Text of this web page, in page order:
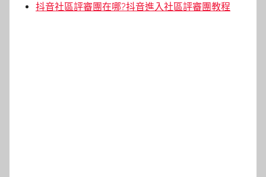
抖音社區評審團在哪?抖音進入社區評審團教程